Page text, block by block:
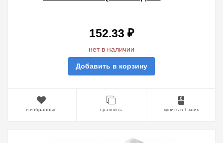
152.33 ₽
нет в наличии
Добавить в корзину
в избранные сравнить купить в 1 клик